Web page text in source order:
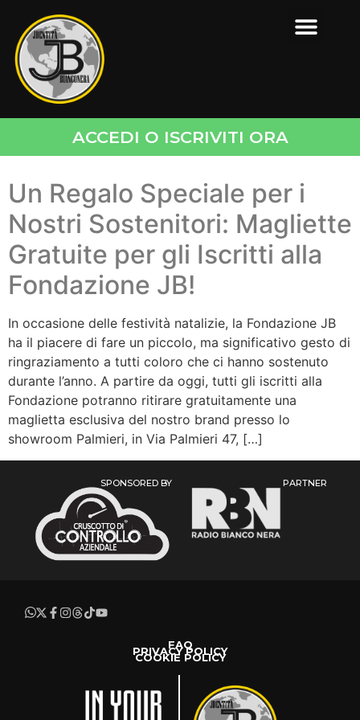
ACCEDI O ISCRIVITI ORA
Un Regalo Speciale per i
Nostri Sostenitori: Magliette
Gratuite per gli Iscritti alla
Fondazione JB!
In occasione delle festività natalizie, la Fondazione JB
ha il piacere di fare un piccolo, ma significativo gesto di
ringraziamento a tutti coloro che ci hanno sostenuto
durante l’anno. A partire da oggi, tutti gli iscritti alla
Fondazione potranno ritirare gratuitamente una
maglietta esclusiva del nostro brand presso lo
showroom Palmieri, in Via Palmieri 47, […]
SPONSORED BY PARTNER
FAQ
PRIVACY POLICY
COOKIE POLICY